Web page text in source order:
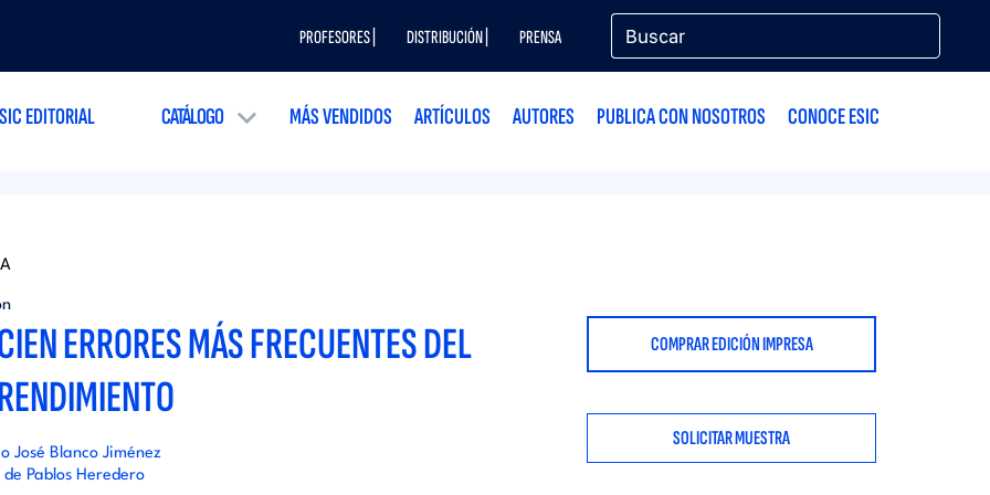
PROFESORES | DISTRIBUCIÓN | PRENSA
EDITORIAL CATÁLOGO MÁS VENDIDOS ARTÍCULOS AUTORES PUBLICA CON NOSOTROS CONOCE ESIC
ERRORES MÁS FRECUENTES DEL
José Blanco Jiménez
Pablos Heredero
COMPRAR EDICIÓN IMPRESA
SOLICITAR MUESTRA